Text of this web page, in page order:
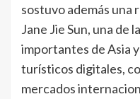
sostuvo además una
Jane Jie Sun, una de
importantes de Asia
turísticos digitales,
mercados